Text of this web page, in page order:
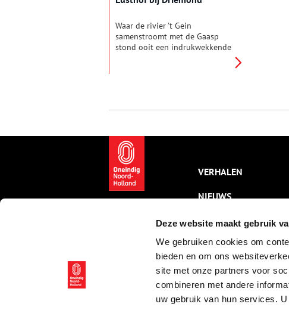
Deze website maakt gebruik
We gebruiken cookies om
bieden en om ons
site met onze partners voor
combineren met andere
uw gebruik van hun services.
Waar de rivier ’t Gein
samenstroomt met de Gaasp
stond ooit een indrukwekkende
VERHALEN
NIEUWS
KALENDER
THEMA’S
ACTIVITEITEN
VIDEO’S